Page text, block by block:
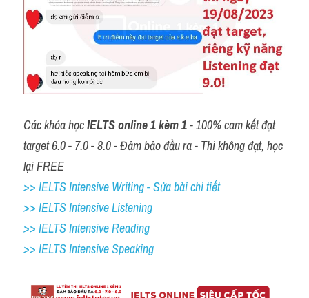
Các khóa học IELTS online 1 kèm 1 - 100% cam kết đạt
target 6.0 - 7.0 - 8.0 - Đảm bảo đầu ra - Thi không đạt, học
lại FREE
>> IELTS Intensive Writing - Sửa bài chi tiết
>> IELTS Intensive Listening
>> IELTS Intensive Reading
>> IELTS Intensive Speaking